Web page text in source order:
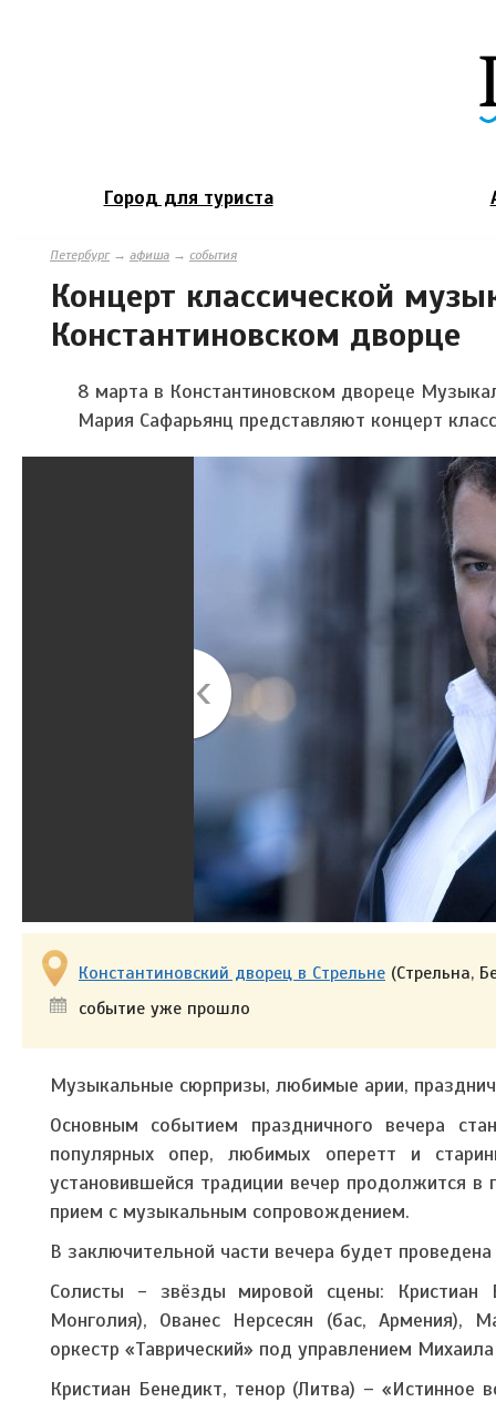
Город для туриста
Петербург→ афиша → события
Концерт классической
Константиновском дворце
8 марта в Константиновском двореце
Мария Сафарьянц представляют концерт
Константиновский дворец в Стрельне (Стрельна,
событие уже прошло
Музыкальные сюрпризы, любимые арии,
Основным событием праздничного вечера
популярных опер, любимых оперетт и
установившейся традиции вечер продолжится
прием с музыкальным сопровождением.
В заключительной части вечера будет
Солисты - звёзды мировой сцены:
Монголия), Ованес Нерсесян (бас, Армения),
оркестр «Таврический» под управлением
Кристиан Бенедикт, тенор (Литва) –